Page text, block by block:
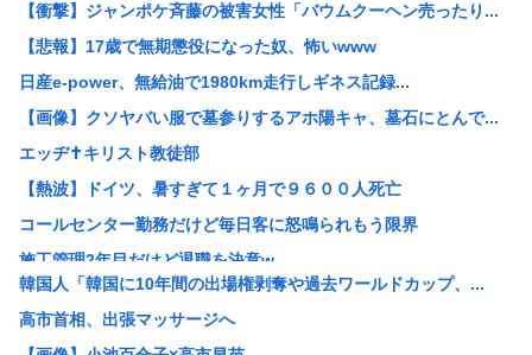
【衝撃】ジャンポケ斉藤の被害女性「バウムクーヘン売ったり...
【悲報】17歳で無期懲役になった奴、怖いwww
日産e-power、無給油で1980km走行しギネス記録...
【画像】クソヤバい服で墓参りするアホ陽キャ、墓石にとんで...
エッヂ✝️キリスト教徒部
【熱波】ドイツ、暑すぎて１ヶ月で９６００人死亡
コールセンター勤務だけど毎日客に怒鳴られもう限界
施工管理2年目だけど退職を決意w
女「43億円注文して………キャンセルっと！」←こいつの目...
米農家「60kg作って1万8000円…コストは2万以上…...
韓国人「韓国に10年間の出場権剥奪や過去ワールドカップ、...
高市首相、出張マッサージへ